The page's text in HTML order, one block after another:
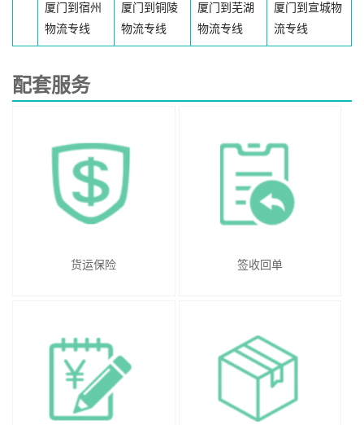
厦门到宿州
物流专线
厦门到铜陵
物流专线
厦门到芜湖
物流专线
厦门到宣城物
流专线
配套服务
货运保险 签收回单